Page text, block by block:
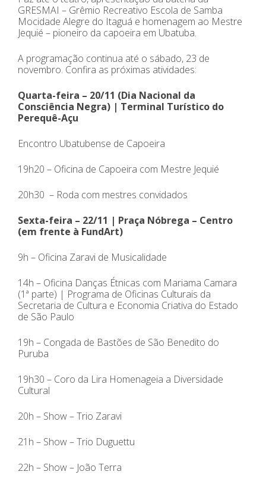
GRESMAI – Grêmio Recreativo Escola de Samba
Mocidade Alegre do Itaguá e homenagem ao Mestre
Jequié – pioneiro da capoeira em Ubatuba.
A programação continua até o sábado, 23 de
novembro. Confira as próximas atividades:
Quarta-feira – 20/11 (Dia Nacional da
Consciência Negra) | Terminal Turístico do
Perequê-Açu
Encontro Ubatubense de Capoeira
19h20 – Oficina de Capoeira com Mestre Jequié
20h30 – Roda com mestres convidados
Sexta-feira – 22/11 | Praça Nóbrega – Centro
(em frente à FundArt)
9h – Oficina Zaravi de Musicalidade
14h – Oficina Danças Étnicas com Mariama Camara
(1ª parte) | Programa de Oficinas Culturais da
Secretaria de Cultura e Economia Criativa do Estado
de São Paulo
19h – Congada de Bastões de São Benedito do
Puruba
19h30 – Coro da Lira Homenageia a Diversidade
Cultural
20h – Show – Trio Zaravi
21h – Show – Trio Duguettu
22h – Show – João Terra